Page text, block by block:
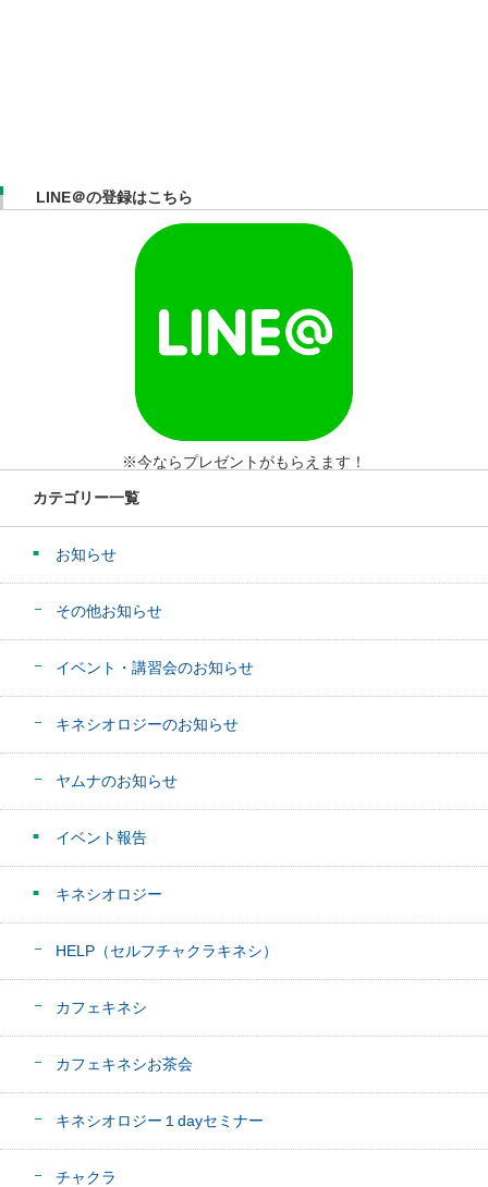
LINE＠の登録はこちら
※今ならプレゼントがもらえます！
カテゴリー一覧
お知らせ
その他お知らせ
イベント・講習会のお知らせ
キネシオロジーのお知らせ
ヤムナのお知らせ
イベント報告
キネシオロジー
HELP（セルフチャクラキネシ）
カフェキネシ
カフェキネシお茶会
キネシオロジー１dayセミナー
チャクラ